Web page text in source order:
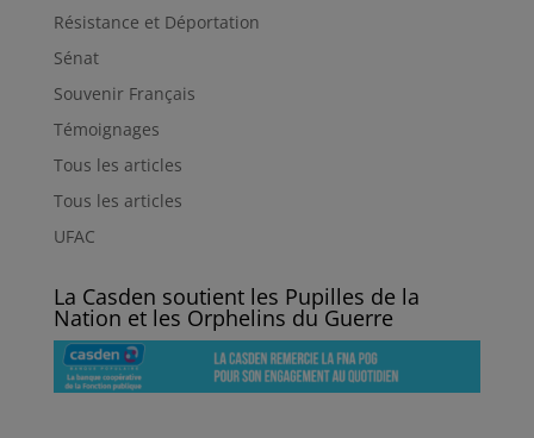
Résistance et Déportation
Sénat
Souvenir Français
Témoignages
Tous les articles
Tous les articles
UFAC
La Casden soutient les Pupilles de la
Nation et les Orphelins du Guerre